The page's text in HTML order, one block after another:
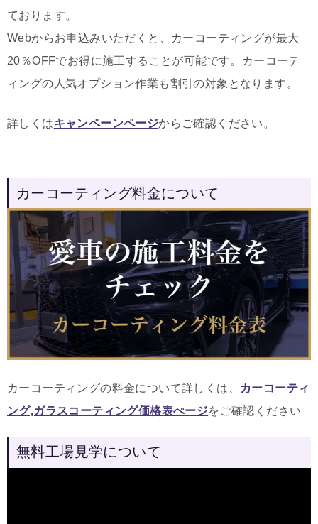
ております。
Webからお申込みいただくと、カーコーティングが最大
20％OFFでお得に施工することが可能です。カーコーテ
ィングの人気オプション作業も割引の対象となります。
詳しくはキャンペーンページからご確認ください。
カーコーティング料金について
カーコーティングの料金について詳しくは、
カーコーティ
ング,ガラスコーティング価格表ぺージをご確認ください
無料工場見学について